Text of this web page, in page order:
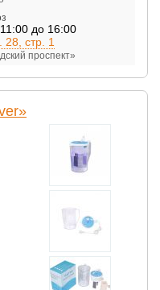
до 16:00
28, стр. 1
проспект»